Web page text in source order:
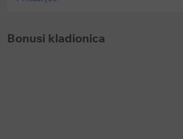
Bonusi kladionica